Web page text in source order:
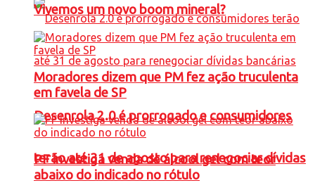
Desenrola 2.0 é prorrogado e consumidores
terão até 31 de agosto para renegociar dívidas
Vivemos um novo boom mineral?
Moradores dizem que PM fez ação truculenta
em favela de SP
PF investiga venda de álcool gel com teor
abaixo do indicado no rótulo